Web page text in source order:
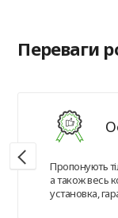
Переваги
Пропонують
а також весь
установка,